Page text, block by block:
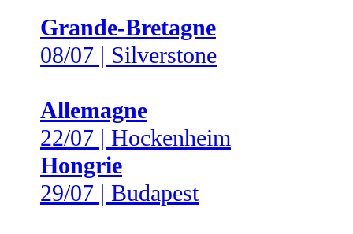
Grande-Bretagne
08/07 | Silverstone
Allemagne
22/07 | Hockenheim
Hongrie
29/07 | Budapest